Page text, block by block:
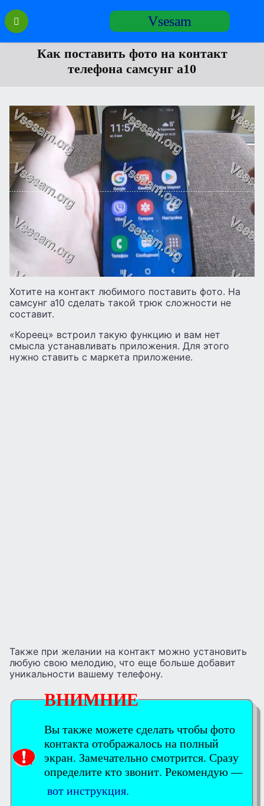
Перейти
содержанию
Vsesam
Как поставить фото на контакт
телефона самсунг а10
Хотите на контакт любимого поставить фото. На
самсунг а10 сделать такой трюк сложности не
составит.
«Кореец» встроил такую функцию и вам нет
смысла устанавливать приложения. Для этого
нужно ставить с маркета приложение.
Также при желании на контакт можно установить
любую свою мелодию, что еще больше добавит
уникальности вашему телефону.
ВНИМНИЕ
Вы также можете сделать чтобы фото
контакта отображалось на полный
экран. Замечательно смотрится. Сразу
определите кто звонит. Рекомендую —
вот инструкция.